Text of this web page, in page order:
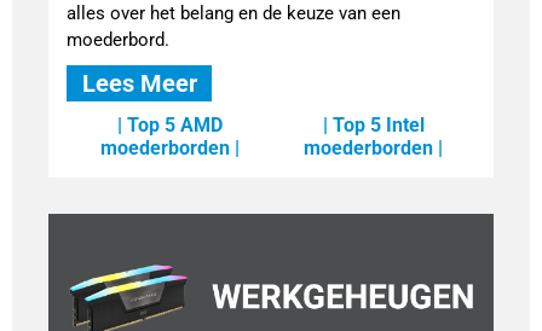
alles over het belang en de keuze van een
moederbord.
Lees Meer
| Top 5 AMD
moederborden |
| Top 5 Intel
moederborden |